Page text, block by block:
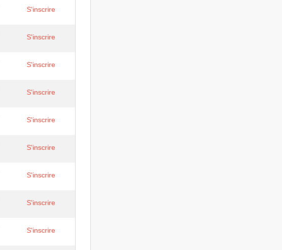
S'inscrire
S'inscrire
S'inscrire
S'inscrire
S'inscrire
S'inscrire
S'inscrire
S'inscrire
S'inscrire